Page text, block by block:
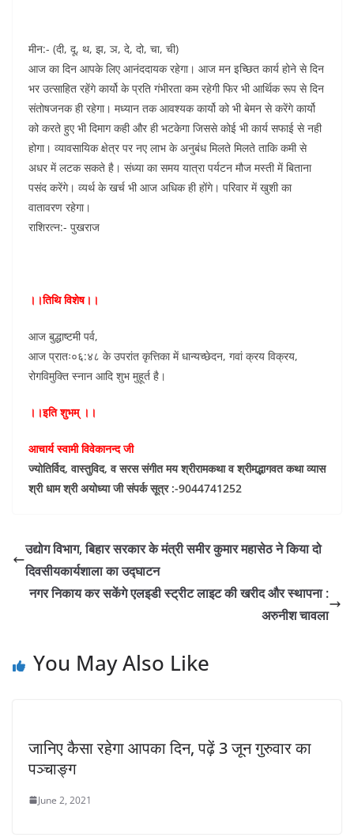
मीन:- (दी, दू, थ, झ, ञ, दे, दो, चा, ची)
आज का दिन आपके लिए आनंददायक रहेगा। आज मन इच्छित कार्य होने से दिन
भर उत्साहित रहेंगे कार्यो के प्रति गंभीरता कम रहेगी फिर भी आर्थिक रूप से दिन
संतोषजनक ही रहेगा। मध्यान तक आवश्यक कार्यो को भी बेमन से करेंगे कार्यो
को करते हुए भी दिमाग कही और ही भटकेगा जिससे कोई भी कार्य सफाई से नही
होगा। व्यावसायिक क्षेत्र पर नए लाभ के अनुबंध मिलते मिलते ताकि कमी से
अधर में लटक सकते है। संध्या का समय यात्रा पर्यटन मौज मस्ती में बिताना
पसंद करेंगे। व्यर्थ के खर्च भी आज अधिक ही होंगे। परिवार में खुशी का
वातावरण रहेगा।
राशिरत्न:- पुखराज
।।तिथि विशेष।।
आज बुद्धाष्टमी पर्व,
आज प्रातः०६:४८ के उपरांत कृत्तिका में धान्यच्छेदन, गवां क्रय विक्रय,
रोगविमुक्ति स्नान आदि शुभ मुहूर्त है।
।।इति शुभम् ।।
आचार्य स्वामी विवेकानन्द जी
ज्योतिर्विद, वास्तुविद, व सरस संगीत मय श्रीरामकथा व श्रीमद्भागवत कथा व्यास
श्री धाम श्री अयोध्या जी संपर्क सूत्र :-9044741252
उद्योग विभाग, बिहार सरकार के मंत्री समीर कुमार महासेठ ने किया दो
दिवसीयकार्यशाला का उद्घाटन
नगर निकाय कर सकेंगे एलइडी स्ट्रीट लाइट की खरीद और स्थापना :
अरुनीश चावला
You May Also Like
जानिए कैसा रहेगा आपका दिन, पढ़ें 3 जून गुरुवार का
पञ्चाङ्ग
June 2, 2021